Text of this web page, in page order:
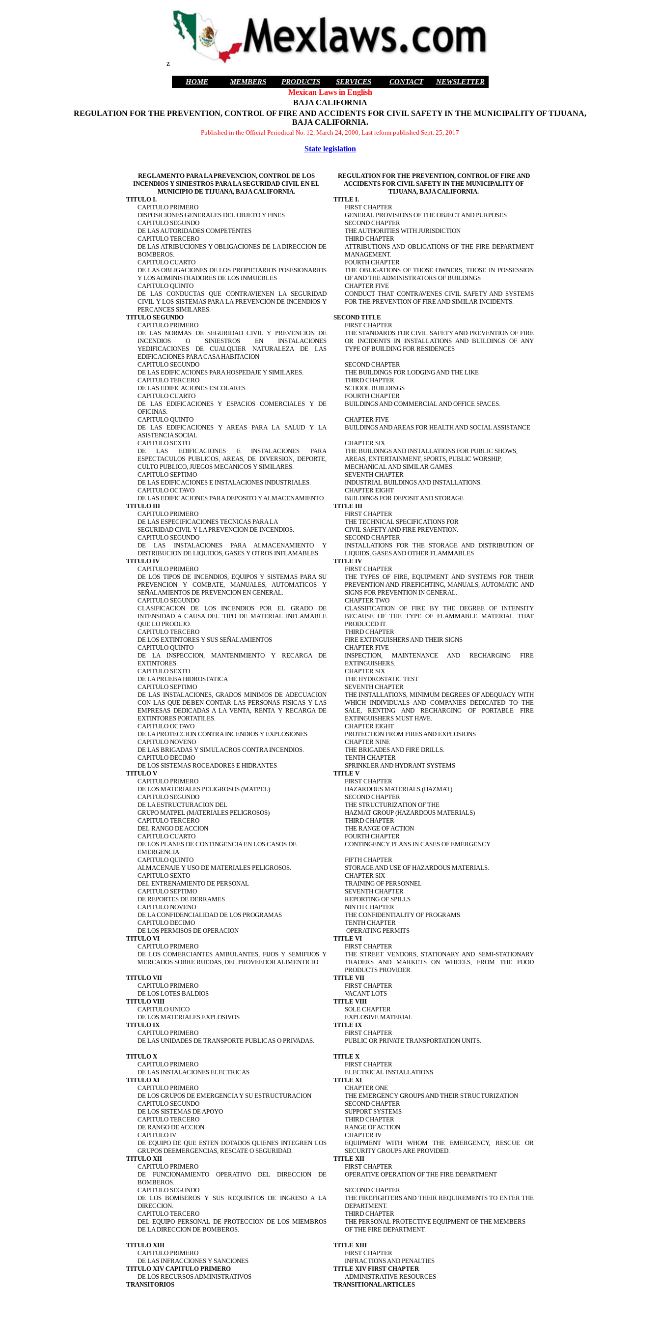
z
HOME MEMBERS PRODUCTS SERVICES CONTACT NEWSLETTER
Mexican Laws in English
BAJA CALIFORNIA
REGULATION FOR THE PREVENTION, CONTROL OF FIRE AND ACCIDENTS FOR CIVIL SAFETY IN THE MUNICIPALITY OF TIJUANA,
BAJA CALIFORNIA.
Published in the Official Periodical No. 12, March 24, 2000, Last reform published Sept. 25, 2017
State legislation
REGLAMENTO PARA LA PREVENCION, CONTROL DE LOS
INCENDIOS Y SINIESTROS PARA LA SEGURIDAD CIVIL EN EL
MUNICIPIO DE TIJUANA, BAJA CALIFORNIA.
REGULATION FOR THE PREVENTION, CONTROL OF FIRE AND
ACCIDENTS FOR CIVIL SAFETY IN THE MUNICIPALITY OF
TIJUANA, BAJA CALIFORNIA.
TITULO I.
TITLE I.
CAPITULO PRIMERO
FIRST CHAPTER
DISPOSICIONES GENERALES DEL OBJETO Y FINES
GENERAL PROVISIONS OF THE OBJECT AND PURPOSES
CAPITULO SEGUNDO
SECOND CHAPTER
DE LAS AUTORIDADES COMPETENTES
THE AUTHORITIES WITH JURISDICTION
CAPITULO TERCERO
THIRD CHAPTER
DE LAS ATRIBUCIONES Y OBLIGACIONES DE LA DIRECCION DE
BOMBEROS.
ATTRIBUTIONS AND OBLIGATIONS OF THE FIRE DEPARTMENT
MANAGEMENT.
CAPITULO CUARTO
FOURTH CHAPTER
DE LAS OBLIGACIONES DE LOS PROPIETARIOS POSESIONARIOS
Y LOS ADMINISTRADORES DE LOS INMUEBLES
THE OBLIGATIONS OF THOSE OWNERS, THOSE IN POSSESSION
OF AND THE ADMINISTRATORS OF BUILDINGS
CAPITULO QUINTO
CHAPTER FIVE
DE LAS CONDUCTAS QUE CONTRAVIENEN LA SEGURIDAD
CIVIL Y LOS SISTEMAS PARA LA PREVENCION DE INCENDIOS Y
PERCANCES SIMILARES.
CONDUCT THAT CONTRAVENES CIVIL SAFETY AND SYSTEMS
FOR THE PREVENTION OF FIRE AND SIMILAR INCIDENTS.
TITULO SEGUNDO
SECOND TITLE
CAPITULO PRIMERO
FIRST CHAPTER
DE LAS NORMAS DE SEGURIDAD CIVIL Y PREVENCION DE
INCENDIOS O SINIESTROS EN INSTALACIONES
YEDIFICACIONES DE CUALQUIER NATURALEZA DE LAS
EDIFICACIONES PARA CASA HABITACION
THE STANDARDS FOR CIVIL SAFETY AND PREVENTION OF FIRE
OR INCIDENTS IN INSTALLATIONS AND BUILDINGS OF ANY
TYPE OF BUILDING FOR RESIDENCES
CAPITULO SEGUNDO
SECOND CHAPTER
DE LAS EDIFICACIONES PARA HOSPEDAJE Y SIMILARES.
THE BUILDINGS FOR LODGING AND THE LIKE
CAPITULO TERCERO
THIRD CHAPTER
DE LAS EDIFICACIONES ESCOLARES
SCHOOL BUILDINGS
CAPITULO CUARTO
FOURTH CHAPTER
DE LAS EDIFICACIONES Y ESPACIOS COMERCIALES Y DE
OFICINAS.
BUILDINGS AND COMMERCIAL AND OFFICE SPACES.
CAPITULO QUINTO
CHAPTER FIVE
DE LAS EDIFICACIONES Y AREAS PARA LA SALUD Y LA
ASISTENCIA SOCIAL
BUILDINGS AND AREAS FOR HEALTH AND SOCIAL ASSISTANCE
CAPITULO SEXTO
CHAPTER SIX
DE LAS EDIFICACIONES E INSTALACIONES PARA
ESPECTACULOS PUBLICOS, AREAS, DE DIVERSION, DEPORTE,
CULTO PUBLICO, JUEGOS MECANICOS Y SIMILARES.
THE BUILDINGS AND INSTALLATIONS FOR PUBLIC SHOWS,
AREAS, ENTERTAINMENT, SPORTS, PUBLIC WORSHIP,
MECHANICAL AND SIMILAR GAMES.
CAPITULO SEPTIMO
SEVENTH CHAPTER
DE LAS EDIFICACIONES E INSTALACIONES INDUSTRIALES.
INDUSTRIAL BUILDINGS AND INSTALLATIONS.
CAPITULO OCTAVO
CHAPTER EIGHT
DE LAS EDIFICACIONES PARA DEPOSITO Y ALMACENAMIENTO.
BUILDINGS FOR DEPOSIT AND STORAGE.
TITULO III
TITLE III
CAPITULO PRIMERO
FIRST CHAPTER
DE LAS ESPECIFICACIONES TECNICAS PARA LA
THE TECHNICAL SPECIFICATIONS FOR
SEGURIDAD CIVIL Y LA PREVENCION DE INCENDIOS.
CIVIL SAFETY AND FIRE PREVENTION.
CAPITULO SEGUNDO
SECOND CHAPTER
DE LAS INSTALACIONES PARA ALMACENAMIENTO Y
DISTRIBUCION DE LIQUIDOS, GASES Y OTROS INFLAMABLES.
INSTALLATIONS FOR THE STORAGE AND DISTRIBUTION OF
LIQUIDS, GASES AND OTHER FLAMMABLES
TITULO IV
TITLE IV
CAPITULO PRIMERO
FIRST CHAPTER
DE LOS TIPOS DE INCENDIOS, EQUIPOS Y SISTEMAS PARA SU
PREVENCION Y COMBATE, MANUALES, AUTOMATICOS Y
SEÑALAMIENTOS DE PREVENCION EN GENERAL.
THE TYPES OF FIRE, EQUIPMENT AND SYSTEMS FOR THEIR
PREVENTION AND FIREFIGHTING, MANUALS, AUTOMATIC AND
SIGNS FOR PREVENTION IN GENERAL.
CAPITULO SEGUNDO
CLASIFICACION DE LOS INCENDIOS POR EL GRADO DE
INTENSIDAD A CAUSA DEL TIPO DE MATERIAL INFLAMABLE
QUE LO PRODUJO.
CHAPTER TWO
CLASSIFICATION OF FIRE BY THE DEGREE OF INTENSITY
BECAUSE OF THE TYPE OF FLAMMABLE MATERIAL THAT
PRODUCED IT.
CAPITULO TERCERO
DE LOS EXTINTORES Y SUS SEÑALAMIENTOS
THIRD CHAPTER
FIRE EXTINGUISHERS AND THEIR SIGNS
CAPITULO QUINTO
CHAPTER FIVE
DE LA INSPECCION, MANTENIMIENTO Y RECARGA DE
EXTINTORES.
INSPECTION, MAINTENANCE AND RECHARGING FIRE
EXTINGUISHERS.
CAPITULO SEXTO
CHAPTER SIX
DE LA PRUEBA HIDROSTATICA
THE HYDROSTATIC TEST
CAPITULO SEPTIMO
SEVENTH CHAPTER
DE LAS INSTALACIONES, GRADOS MINIMOS DE ADECUACION
CON LAS QUE DEBEN CONTAR LAS PERSONAS FISICAS Y LAS
EMPRESAS DEDICADAS A LA VENTA, RENTA Y RECARGA DE
EXTINTORES PORTATILES.
THE INSTALLATIONS, MINIMUM DEGREES OF ADEQUACY WITH
WHICH INDIVIDUALS AND COMPANIES DEDICATED TO THE
SALE, RENTING AND RECHARGING OF PORTABLE FIRE
EXTINGUISHERS MUST HAVE.
CAPITULO OCTAVO
CHAPTER EIGHT
DE LA PROTECCION CONTRA INCENDIOS Y EXPLOSIONES
PROTECTION FROM FIRES AND EXPLOSIONS
CAPITULO NOVENO
CHAPTER NINE
DE LAS BRIGADAS Y SIMULACROS CONTRA INCENDIOS.
THE BRIGADES AND FIRE DRILLS.
CAPITULO DECIMO
TENTH CHAPTER
DE LOS SISTEMAS ROCEADORES E HIDRANTES
SPRINKLER AND HYDRANT SYSTEMS
TITULO V
TITLE V
CAPITULO PRIMERO
FIRST CHAPTER
DE LOS MATERIALES PELIGROSOS (MATPEL)
HAZARDOUS MATERIALS (HAZMAT)
CAPITULO SEGUNDO
SECOND CHAPTER
DE LA ESTRUCTURACION DEL
THE STRUCTURIZATION OF THE
GRUPO MATPEL (MATERIALES PELIGROSOS)
HAZMAT GROUP (HAZARDOUS MATERIALS)
CAPITULO TERCERO
DEL RANGO DE ACCION
THIRD CHAPTER
THE RANGE OF ACTION
CAPITULO CUARTO
FOURTH CHAPTER
DE LOS PLANES DE CONTINGENCIA EN LOS CASOS DE
EMERGENCIA
CONTINGENCY PLANS IN CASES OF EMERGENCY.
CAPITULO QUINTO
ALMACENAJE Y USO DE MATERIALES PELIGROSOS.
FIFTH CHAPTER
STORAGE AND USE OF HAZARDOUS MATERIALS.
CAPITULO SEXTO
CHAPTER SIX
DEL ENTRENAMIENTO DE PERSONAL
TRAINING OF PERSONNEL
CAPITULO SEPTIMO
SEVENTH CHAPTER
DE REPORTES DE DERRAMES
REPORTING OF SPILLS
CAPITULO NOVENO
NINTH CHAPTER
DE LA CONFIDENCIALIDAD DE LOS PROGRAMAS
THE CONFIDENTIALITY OF PROGRAMS
CAPITULO DECIMO
TENTH CHAPTER
DE LOS PERMISOS DE OPERACION
OPERATING PERMITS
TITULO VI
TITLE VI
CAPITULO PRIMERO
FIRST CHAPTER
DE LOS COMERCIANTES AMBULANTES, FIJOS Y SEMIFIJOS Y
MERCADOS SOBRE RUEDAS, DEL PROVEEDOR ALIMENTICIO.
THE STREET VENDORS, STATIONARY AND SEMI-STATIONARY
TRADERS AND MARKETS ON WHEELS, FROM THE FOOD
PRODUCTS PROVIDER.
TITULO VII
TITLE VII
CAPITULO PRIMERO
FIRST CHAPTER
DE LOS LOTES BALDIOS
VACANT LOTS
TITULO VIII
TITLE VIII
CAPITULO UNICO
SOLE CHAPTER
DE LOS MATERIALES EXPLOSIVOS
EXPLOSIVE MATERIAL
TITULO IX
TITLE IX
CAPITULO PRIMERO
FIRST CHAPTER
DE LAS UNIDADES DE TRANSPORTE PUBLICAS O PRIVADAS.
PUBLIC OR PRIVATE TRANSPORTATION UNITS.
TITULO X
TITLE X
CAPITULO PRIMERO
FIRST CHAPTER
DE LAS INSTALACIONES ELECTRICAS
ELECTRICAL INSTALLATIONS
TITULO XI
TITLE XI
CAPITULO PRIMERO
CHAPTER ONE
DE LOS GRUPOS DE EMERGENCIA Y SU ESTRUCTURACION
THE EMERGENCY GROUPS AND THEIR STRUCTURIZATION
CAPITULO SEGUNDO
SECOND CHAPTER
DE LOS SISTEMAS DE APOYO
SUPPORT SYSTEMS
CAPITULO TERCERO
THIRD CHAPTER
DE RANGO DE ACCION
RANGE OF ACTION
CAPITULO IV
CHAPTER IV
DE EQUIPO DE QUE ESTEN DOTADOS QUIENES INTEGREN LOS
GRUPOS DEEMERGENCIAS, RESCATE O SEGURIDAD.
EQUIPMENT WITH WHOM THE EMERGENCY, RESCUE OR
SECURITY GROUPS ARE PROVIDED.
TITULO XII
TITLE XII
CAPITULO PRIMERO
FIRST CHAPTER
DE FUNCIONAMIENTO OPERATIVO DEL DIRECCION DE
BOMBEROS.
OPERATIVE OPERATION OF THE FIRE DEPARTMENT
CAPITULO SEGUNDO
SECOND CHAPTER
DE LOS BOMBEROS Y SUS REQUISITOS DE INGRESO A LA
DIRECCION.
THE FIREFIGHTERS AND THEIR REQUIREMENTS TO ENTER THE
DEPARTMENT.
CAPITULO TERCERO
THIRD CHAPTER
DEL EQUIPO PERSONAL DE PROTECCION DE LOS MIEMBROS
DE LA DIRECCION DE BOMBEROS.
THE PERSONAL PROTECTIVE EQUIPMENT OF THE MEMBERS
OF THE FIRE DEPARTMENT.
TITULO XIII
TITLE XIII
CAPITULO PRIMERO
FIRST CHAPTER
DE LAS INFRACCIONES Y SANCIONES
INFRACTIONS AND PENALTIES
TITULO XIV CAPITULO PRIMERO
TITLE XIV FIRST CHAPTER
DE LOS RECURSOS ADMINISTRATIVOS
ADMINISTRATIVE RESOURCES
TRANSITORIOS
TRANSITIONAL ARTICLES